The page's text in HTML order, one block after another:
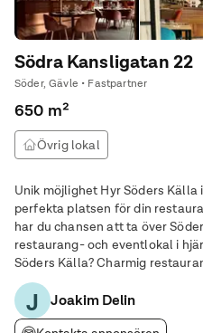
Södra Kansligatan 22
Söder, Gävle • Fastpartner
650 m²
Övrig lokal
Unik möjlighet Hyr Söders Källa i Gävle! Letar
perfekta platsen för din
har du chansen att ta över
restaurang- och eventlokal i hjärtat av
Söders Källa? Charmig
miljö perfekt för allt från intima
Fullutrustat kök Ett
J Joakim Delin